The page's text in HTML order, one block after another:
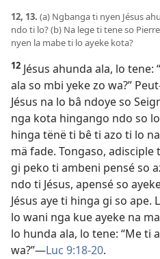
12, 13. (a) Ngbanga ti nyen Jésus
ndo ti lo? (b) Na lege ti tene so
nyen la mabe ti lo ayeke kota?
12 Jésus ahunda ala, lo tene:
ala so mbi yeke zo wa?”
Jésus na lo bâ ndoyeso
nga kota hingango ndo so
hinga tënë ti bê ti azo ti lo
mä fade. Tongaso,
gi peko ti ambeni pensé so
ndo ti Jésus, apensé so
Jésus aye ti hinga gi so ape.
lo wani nga kue ayeke na
lo hunda ala, lo tene: “Me ti
wa?”—Luc 9:18-20.